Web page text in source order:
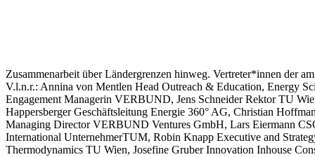
Zusammenarbeit über Ländergrenzen hinweg. Vertreter*innen
V.l.n.r.: Annina von Mentlen Head Outreach & Education, Energy
Engagement Managerin VERBUND, Jens Schneider Rektor TU
Happersberger Geschäftsleitung Energie 360° AG, Christian
Managing Director VERBUND Ventures GmbH, Lars Eiermann
International UnternehmerTUM, Robin Knapp Executive and
Thermodynamics TU Wien, Josefine Gruber Innovation Inhouse